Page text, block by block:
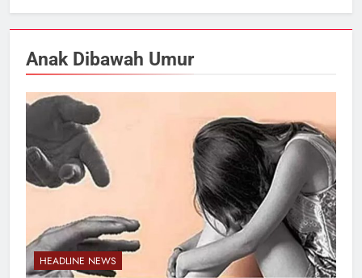
Anak Dibawah Umur
HEADLINE NEWS